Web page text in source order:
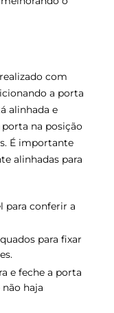
com
a porta
alinhada e
porta na posição
É importante
alinhadas para
para conferir a
para fixar
e feche a porta
haja